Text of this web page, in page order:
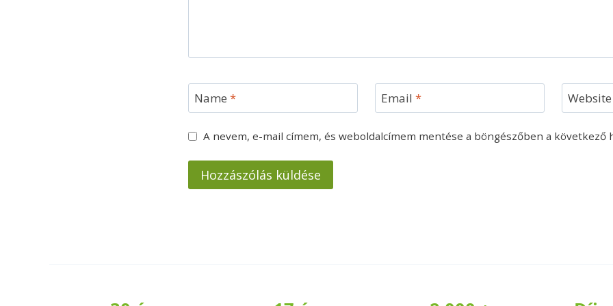
Name * Email * Website
A nevem, e-mail címem, és weboldalcímem mentése a böngészőben a következő